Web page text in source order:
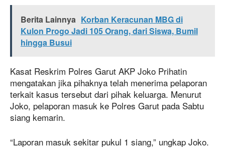
Berita Lainnya Korban Keracunan MBG di
Kulon Progo Jadi 105 Orang, dari Siswa, Bumil
hingga Busui
Kasat Reskrim Polres Garut AKP Joko Prihatin
mengatakan jika pihaknya telah menerima pelaporan
terkait kasus tersebut dari pihak keluarga. Menurut
Joko, pelaporan masuk ke Polres Garut pada Sabtu
siang kemarin.
“Laporan masuk sekitar pukul 1 siang,” ungkap Joko.